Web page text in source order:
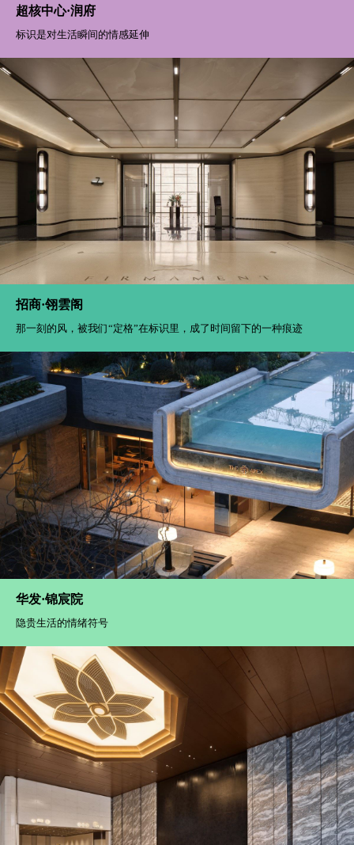
超核中心·润府
标识是对生活瞬间的情感延伸
招商·翎雲阁
那一刻的风，被我们“定格”在标识里，成了时间留下的一种痕迹
华发·锦宸院